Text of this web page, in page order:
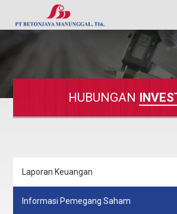
HUBUNGAN
Laporan Keuangan
Informasi Pemegang Saham